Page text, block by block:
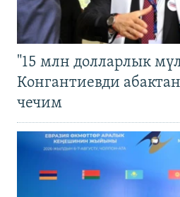
"15 млн долларлык
Конгантиевди
чечим